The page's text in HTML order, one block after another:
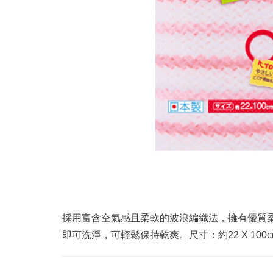
採用富含空氣感且柔軟的波浪編織法，擁有優
即可洗淨，可輕鬆保持乾爽。尺寸：約22 X